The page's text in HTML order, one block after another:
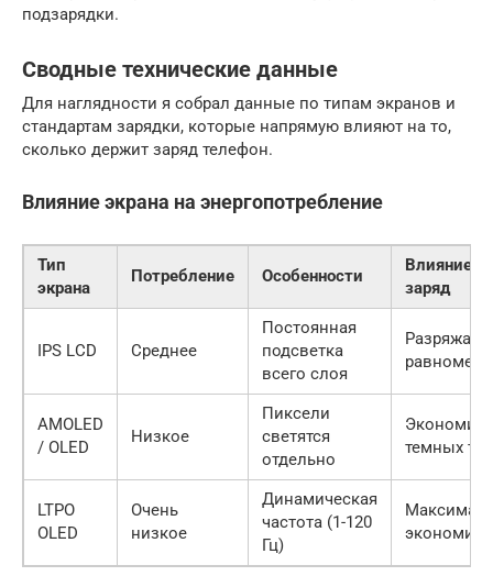
подзарядки.
Сводные технические данные
Для наглядности я собрал данные по типам экранов и
стандартам зарядки, которые напрямую влияют на то,
сколько держит заряд телефон.
Влияние экрана на энергопотребление
Тип
экрана
Потребление Особенности
Влияние на
заряд
IPS LCD Среднее
Постоянная
подсветка
всего слоя
Разряжает
AMOLED
/ OLED
Низкое
Пиксели
светятся
отдельно
Экономия
темных
LTPO
OLED
Очень
низкое
Динамическая
частота (1-120
Гц)
экономия